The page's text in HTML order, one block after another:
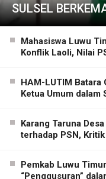
SULSEL
Mahasiswa Luwu
Konflik Laoli, Nilai
HAM-LUTIM Batara
Ketua Umum dalam
Karang Taruna
terhadap PSN,
Pemkab Luwu
“Penggusuran”